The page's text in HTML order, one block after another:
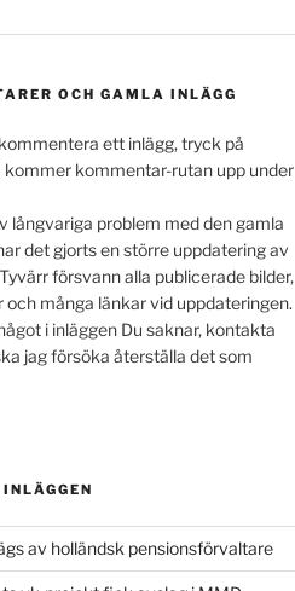
OCH GAMLA INLÄGG
ett inlägg, tryck på
kommer kommentar-rutan upp under
långvariga problem med den gamla
det gjorts en större uppdatering av
försvann alla publicerade bilder,
och många länkar vid uppdateringen.
i inläggen Du saknar, kontakta
jag försöka återställa det som
av holländsk pensionsförvaltare